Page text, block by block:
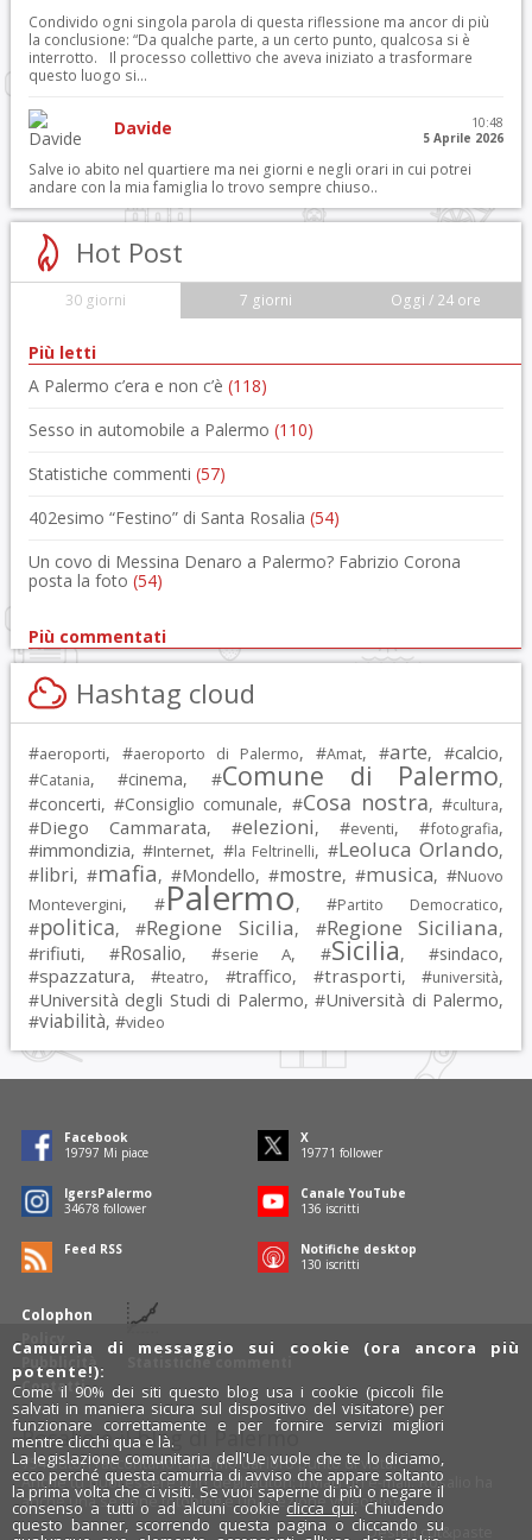
Condivido ogni singola parola di questa riflessione ma ancor di più
la conclusione: “Da qualche parte, a un certo punto, qualcosa si è
interrotto. Il processo collettivo che aveva iniziato a trasformare
questo luogo si...
Davide
10:48
5 Aprile 2026
Salve io abito nel quartiere ma nei giorni e negli orari in cui potrei
andare con la mia famiglia lo trovo sempre chiuso..
Hot Post
30 giorni 7 giorni Oggi / 24 ore
Più letti
A Palermo c’era e non c’è (118)
Sesso in automobile a Palermo (110)
Statistiche commenti (57)
402esimo “Festino” di Santa Rosalia (54)
Un covo di Messina Denaro a Palermo? Fabrizio Corona
posta la foto (54)
Più commentati
Hashtag cloud
#aeroporti, #aeroporto di Palermo, #Amat, #arte, #calcio,
#Catania, #cinema, #Comune di Palermo,
#concerti, #Consiglio comunale, #Cosa nostra, #cultura,
#Diego Cammarata, #elezioni, #eventi, #fotografia,
#immondizia, #Internet, #la Feltrinelli, #Leoluca Orlando,
#libri, #mafia, #Mondello, #mostre, #musica, #Nuovo
Montevergini, #Palermo, #Partito Democratico,
#politica, #Regione Sicilia, #Regione Siciliana,
#rifiuti, #Rosalio, #serie A, #Sicilia, #sindaco,
#spazzatura, #teatro, #traffico, #trasporti, #università,
#Università degli Studi di Palermo, #Università di Palermo,
#viabilità, #video
Colophon
Policy
Pubblicità
Contatti
Statistiche commenti
Facebook
19797 Mi piace
X
19771 follower
IgersPalermo
34678 follower
Canale YouTube
136 iscritti
Feed RSS
Notifiche desktop
130 iscritti
Rosalio è il blog di Palermo
754 autoriraccontano Palermo dal loro punto di vista.
Anche tu puoi essere uno degli autori: inviaci un' e-mail. Rosalio ha
anche una sezionefotobloge una sezionevideoblog.
Designcut&paste
Camurrìa di messaggio sui cookie (ora ancora più
potente!):
Come il 90% dei siti questo blog usa i cookie (piccoli file
salvati in maniera sicura sul dispositivo del visitatore) per
funzionare correttamente e per fornire servizi migliori
mentre clicchi qua e là.
La legislazione comunitaria dell'Ue vuole che te lo diciamo,
ecco perché questa camurrìa di avviso che appare soltanto
la prima volta che ci visiti. Se vuoi saperne di più o negare il
consenso a tutti o ad alcuni cookie clicca qui. Chiudendo
questo banner, scorrendo questa pagina o cliccando su